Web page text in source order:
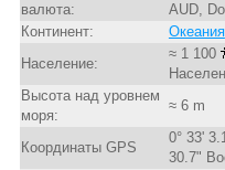
валюта:
AUD,
Континент:
Океания
Население:
≈ 1 100
Высота над уровнем
моря:
≈ 6 m
Координаты GPS
0° 33'
30.7"